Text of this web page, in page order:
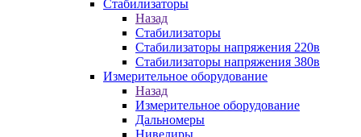
Стабилизаторы
Назад
Стабилизаторы
Стабилизаторы напряжения 220в
Стабилизаторы напряжения 380в
Измерительное оборудование
Назад
Измерительное оборудование
Дальномеры
Нивелиры